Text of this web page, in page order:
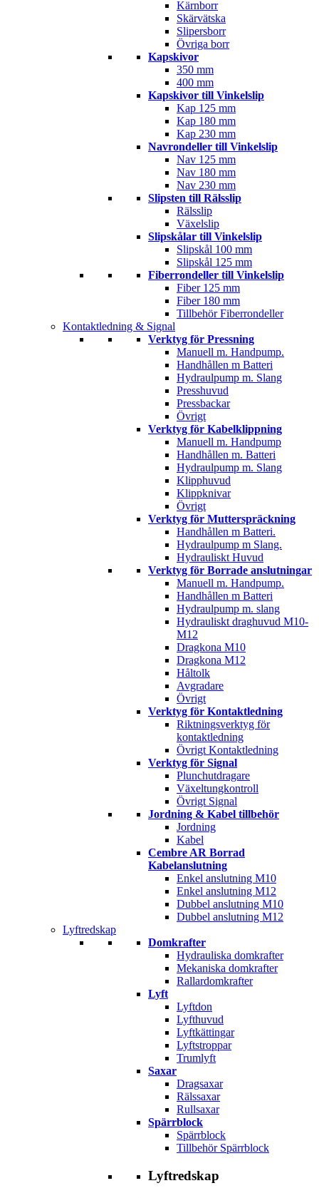
Kärnborr
Skärvätska
Slipersborr
Övriga borr
Kapskivor
350 mm
400 mm
Kapskivor till Vinkelslip
Kap 125 mm
Kap 180 mm
Kap 230 mm
Navrondeller till Vinkelslip
Nav 125 mm
Nav 180 mm
Nav 230 mm
Slipsten till Rälsslip
Rälsslip
Växelslip
Slipskålar till Vinkelslip
Slipskål 100 mm
Slipskål 125 mm
Fiberrondeller till Vinkelslip
Fiber 125 mm
Fiber 180 mm
Tillbehör Fiberrondeller
Kontaktledning & Signal
Verktyg för Pressning
Manuell m. Handpump.
Handhållen m Batteri
Hydraulpump m. Slang
Presshuvud
Pressbackar
Övrigt
Verktyg för Kabelklippning
Manuell m. Handpump
Handhållen m. Batteri
Hydraulpump m. Slang
Klipphuvud
Klippknivar
Övrigt
Verktyg för Mutterspräckning
Handhållen m Batteri.
Hydraulpump m Slang.
Hydrauliskt Huvud
Verktyg för Borrade anslutningar
Manuell m. Handpump.
Handhållen m Batteri
Hydraulpump m. slang
Hydrauliskt draghuvud M10-
M12
Dragkona M10
Dragkona M12
Håltolk
Avgradare
Övrigt
Verktyg för Kontaktledning
Riktningsverktyg för
kontaktledning
Övrigt Kontaktledning
Verktyg för Signal
Plunchutdragare
Växeltungkontroll
Övrigt Signal
Jordning & Kabel tillbehör
Jordning
Kabel
Cembre AR Borrad
Kabelanslutning
Enkel anslutning M10
Enkel anslutning M12
Dubbel anslutning M10
Dubbel anslutning M12
Lyftredskap
Domkrafter
Hydrauliska domkrafter
Mekaniska domkrafter
Rallardomkrafter
Lyft
Lyftdon
Lyfthuvud
Lyftkättingar
Lyftstroppar
Trumlyft
Saxar
Dragsaxar
Rälssaxar
Rullsaxar
Spärrblock
Spärrblock
Tillbehör Spärrblock
Lyftredskap